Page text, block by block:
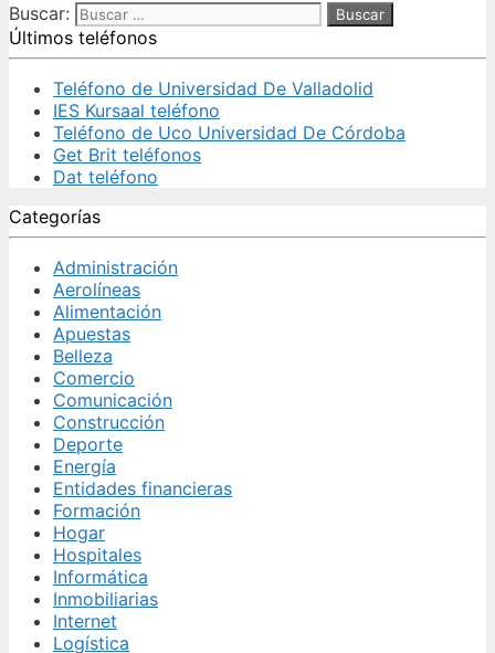
Buscar:
Últimos teléfonos
Teléfono de Universidad De Valladolid
IES Kursaal teléfono
Teléfono de Uco Universidad De Córdoba
Get Brit teléfonos
Dat teléfono
Categorías
Administración
Aerolíneas
Alimentación
Apuestas
Belleza
Comercio
Comunicación
Construcción
Deporte
Energía
Entidades financieras
Formación
Hogar
Hospitales
Informática
Inmobiliarias
Internet
Logística